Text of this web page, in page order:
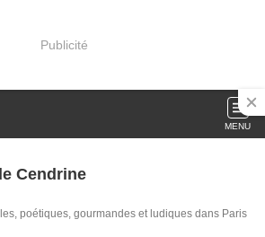
Publicité
MENU
Cendrine
poétiques, gourmandes et ludiques dans Paris